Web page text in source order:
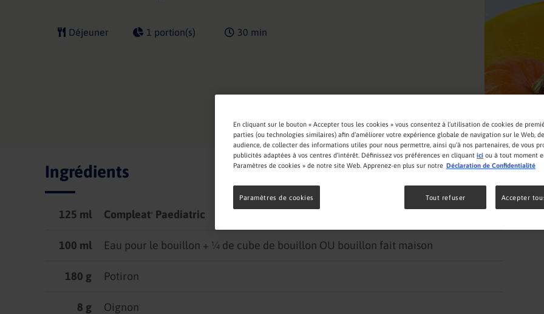
Déjeuner 1 portion(s) 30 min
Ingrédients
125 ml Compleat® Paediatric
100 ml Eau pour le bouillon + ¼ de cube de bouillon OU bouillon fait maison
180 g Potiron
8 g Oignon
En cliquant sur le bouton « Accepter tous les cookies » vous consentez à l’utilisation de cookies de
parties (ou technologies similaires) afin d’améliorer votre expérience globale de navigation sur le Web,
audience, de collecter des informations utiles pour nous permettre, ainsi qu’à nos partenaires, de vous
publicités adaptées à vos centres d’intérêt. Définissez vos préférences en cliquant ici ou à tout moment
Paramètres de cookies » de notre site Web. Apprenez-en plus sur notre Déclaration de Confidentialité
Tout refuser Accepter
Paramètres de cookies